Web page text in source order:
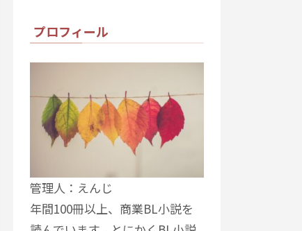
プロフィール
管理人：えんじ
年間100冊以上、商業BL小説を